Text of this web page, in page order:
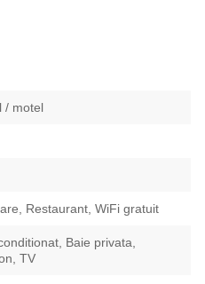
/ motel
Restaurant, WiFi gratuit
Baie privata,
TV